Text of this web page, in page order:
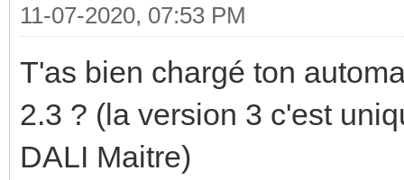
11-07-2020, 07:53 PM
T'as bien chargé ton
2.3 ? (la version 3 c'est
DALI Maitre)